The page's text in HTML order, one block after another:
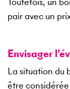
pair avec un
Envisager
La situation du
être